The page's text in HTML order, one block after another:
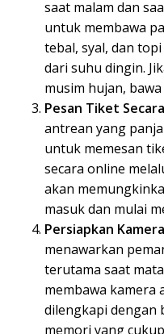
saat malam dan
untuk membawa
tebal, syal, dan
dari suhu dingin.
musim hujan,
Pesan Tiket
antrean yang
untuk memesan
secara online
akan
masuk dan mulai
Persiapkan
menawarkan
terutama saat
membawa kamera
dilengkapi dengan
memori yang